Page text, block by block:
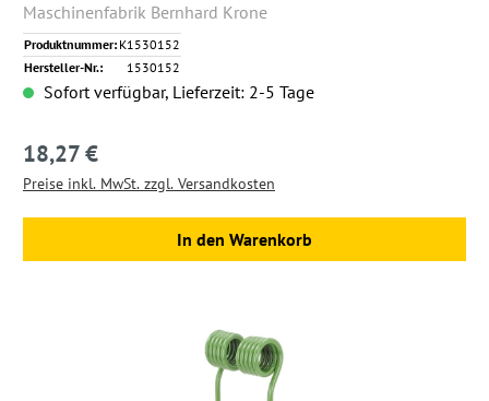
Maschinenfabrik Bernhard Krone
Produktnummer: K1530152
Hersteller-Nr.:
1530152
Sofort verfügbar, Lieferzeit: 2-5 Tage
Regulärer Preis:
18,27 €
Preise inkl. MwSt. zzgl. Versandkosten
In den Warenkorb